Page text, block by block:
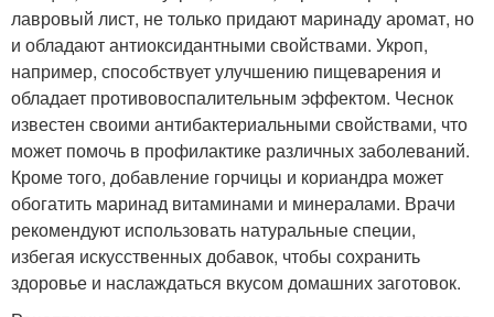
лавровый лист, не только придают маринаду аромат, но
и обладают антиоксидантными свойствами. Укроп,
например, способствует улучшению пищеварения и
обладает противовоспалительным эффектом. Чеснок
известен своими антибактериальными свойствами, что
может помочь в профилактике различных заболеваний.
Кроме того, добавление горчицы и кориандра может
обогатить маринад витаминами и минералами. Врачи
рекомендуют использовать натуральные специи,
избегая искусственных добавок, чтобы сохранить
здоровье и наслаждаться вкусом домашних заготовок.